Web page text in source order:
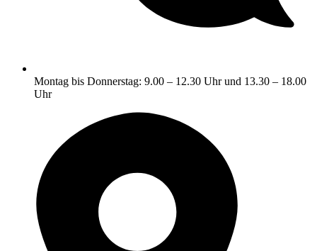
Montag bis Donnerstag: 9.00 – 12.30 Uhr und 13.30 – 18.00
Uhr